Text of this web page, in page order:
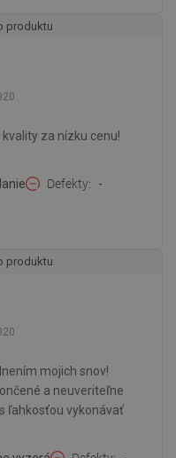
produktu
za nízku cenu!
Defekty -
produktu
mojich snov!
a neuveriteľne
ľahkosťou vykonávať